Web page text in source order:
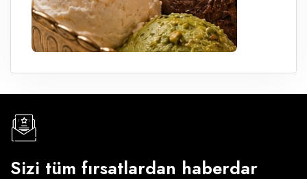
Sizi tüm fırsatlardan haberdar